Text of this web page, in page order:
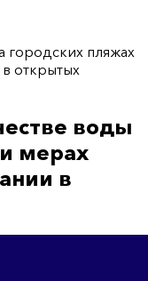
городских пляжах
открытых
воды
мерах
в